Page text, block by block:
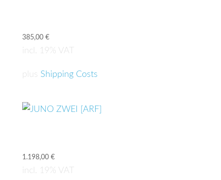
385,00 €
incl. 19% VAT
plus Shipping Costs
1.198,00 €
incl. 19% VAT